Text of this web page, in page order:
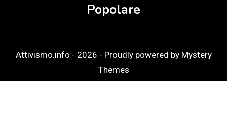
Popolare
Attivismo.info - 2026 - Proudly powered by Mystery
Themes